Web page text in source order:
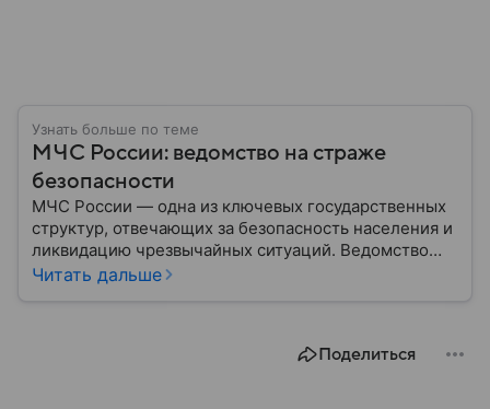
Узнать больше по теме
МЧС России: ведомство на страже
безопасности
МЧС России — одна из ключевых государственных
структур, отвечающих за безопасность населения и
ликвидацию чрезвычайных ситуаций. Ведомство
играет важную роль в защите граждан от
задачи выполняет и какую роль играет в
Читать дальше
Поделиться